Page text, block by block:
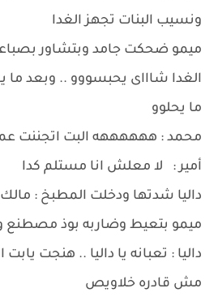
ونسيب البنات تجهز الغدا
ميمو ضحكت جامد وبتشاور
الغدا شاااى يحبسووو .. وبعد ما
ما يحلوو
محمد : ههههههه البت اتجننت
أمير : لا معلش انا مستلم كدا
داليا شدتها ودخلت المطبخ : مالك
ميمو بتعيط وضاربه بوذ مصطنع
داليا : تعبانه يا داليا .. هنجت
مش قادره خلاويص